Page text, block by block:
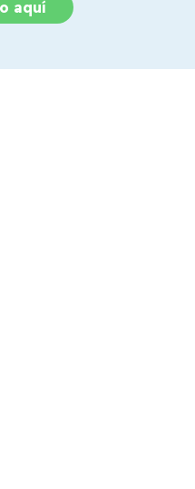
aquí